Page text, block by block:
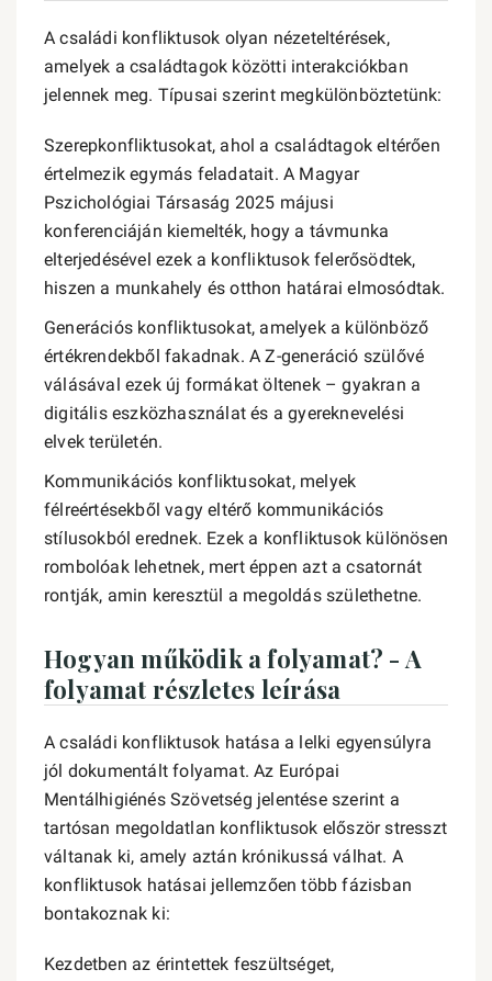
A családi konfliktusok olyan nézeteltérések,
amelyek a családtagok közötti interakciókban
jelennek meg. Típusai szerint megkülönböztetünk:
Szerepkonfliktusokat, ahol a családtagok eltérően
értelmezik egymás feladatait. A Magyar
Pszichológiai Társaság 2025 májusi
konferenciáján kiemelték, hogy a távmunka
elterjedésével ezek a konfliktusok felerősödtek,
hiszen a munkahely és otthon határai elmosódtak.
Generációs konfliktusokat, amelyek a különböző
értékrendekből fakadnak. A Z-generáció szülővé
válásával ezek új formákat öltenek – gyakran a
digitális eszközhasználat és a gyereknevelési
elvek területén.
Kommunikációs konfliktusokat, melyek
félreértésekből vagy eltérő kommunikációs
stílusokból erednek. Ezek a konfliktusok különösen
rombolóak lehetnek, mert éppen azt a csatornát
rontják, amin keresztül a megoldás születhetne.
Hogyan működik a folyamat? - A
folyamat részletes leírása
A családi konfliktusok hatása a lelki egyensúlyra
jól dokumentált folyamat. Az Európai
Mentálhigiénés Szövetség jelentése szerint a
tartósan megoldatlan konfliktusok először stresszt
váltanak ki, amely aztán krónikussá válhat. A
konfliktusok hatásai jellemzően több fázisban
bontakoznak ki:
Kezdetben az érintettek feszültséget,